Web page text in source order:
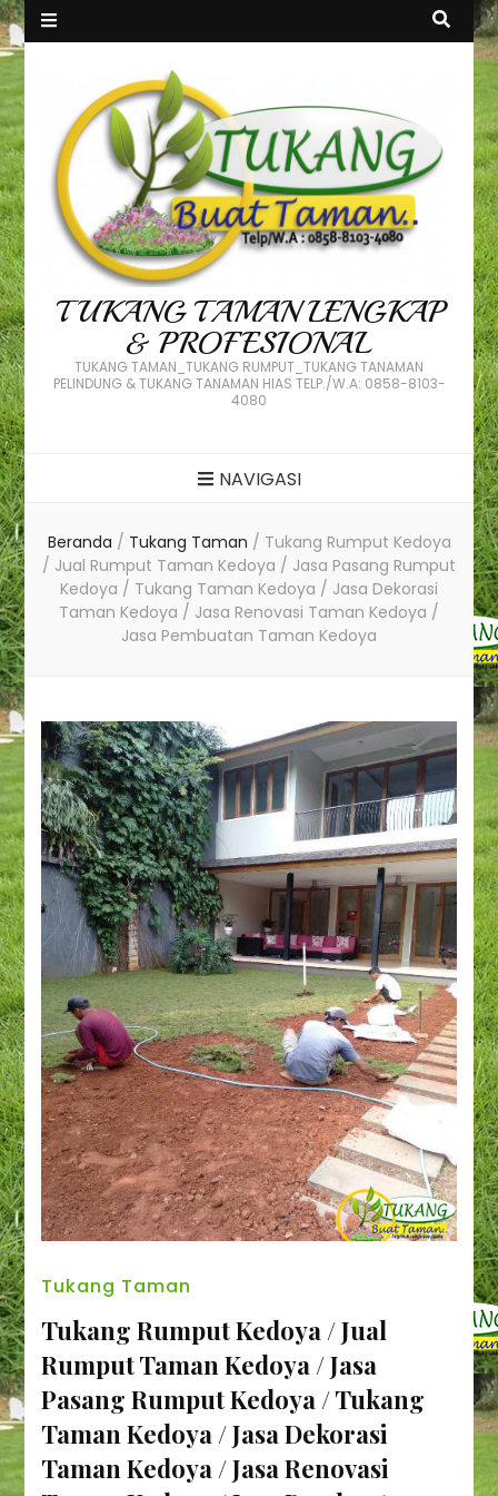
TUKANG TAMAN LENGKAP
& PROFESIONAL
TUKANG TAMAN_TUKANG RUMPUT_TUKANG TANAMAN
PELINDUNG & TUKANG TANAMAN HIAS TELP./W.A: 0858-8103-
4080
NAVIGASI
Beranda / Tukang Taman / Tukang Rumput Kedoya
/ Jual Rumput Taman Kedoya / Jasa Pasang Rumput
Kedoya / Tukang Taman Kedoya / Jasa Dekorasi
Taman Kedoya / Jasa Renovasi Taman Kedoya /
Jasa Pembuatan Taman Kedoya
Tukang Taman
Tukang Rumput Kedoya / Jual
Rumput Taman Kedoya / Jasa
Pasang Rumput Kedoya / Tukang
Taman Kedoya / Jasa Dekorasi
Taman Kedoya / Jasa Renovasi